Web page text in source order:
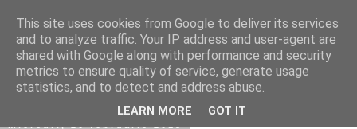
Copilarim
This site uses cookies from Google to deliver its services
and to analyze traffic. Your IP address and user-agent are
shared with Google along with performance and security
metrics to ensure quality of service, generate usage
statistics, and to detect and address abuse.
LEARN MORE GOT IT